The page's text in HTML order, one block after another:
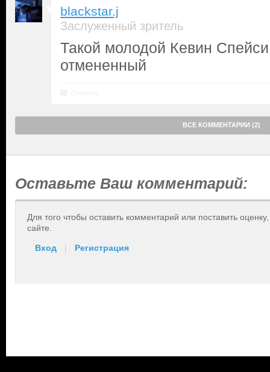
blackstar.j
Заслуженный зритель
Такой молодой Кевин
отмененный
ВСЕ КОММЕНТАРИИ (2)
Оставьте Ваш комментарий:
Для того чтобы оставить комментарий или поставить
сайте.
Вход | Регистрация